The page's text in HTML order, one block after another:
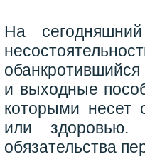
На
и выходные
которыми несет
или здоровью.
обязательства